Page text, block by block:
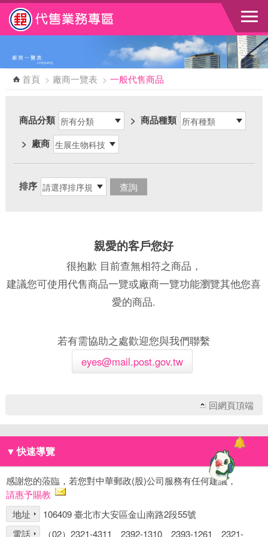
跳到主要內容區塊
首頁 > 廠商一覽表 > 一般代售商品
商品分類 > 商品種類
> 廠商
排序
親愛的客戶您好
很抱歉 目前查無相符之商品，
建議您可使用代售商品一覽或廠商一覽功能瀏覽其他您喜
愛的商品.
若有需協助之處歡迎您與我們聯繫
eyes@mail.post.gov.tw
回網頁頂端
▼ 快速導覽
感謝您的蒞臨，若您對中華郵政(股)公司服務有任何建議，
請惠予賜教
地址
106409 臺北市大安區金山南路2段55號
電話
（02）2321-4311、2392-1310、2393-1261、2321-